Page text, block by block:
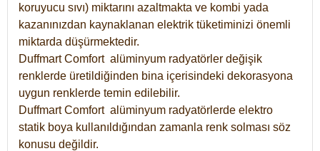
koruyucu sıvı) miktarını azaltmakta ve kombi yada
kazanınızdan kaynaklanan elektrik tüketiminizi önemli
miktarda düşürmektedir.
Duffmart Comfort alüminyum radyatörler değişik
renklerde üretildiğinden bina içerisindeki dekorasyona
uygun renklerde temin edilebilir.
DuffmartComfort alüminyum radyatörlerde elektro
statik boya kullanıldığından zamanla renk solması söz
konusu değildir.